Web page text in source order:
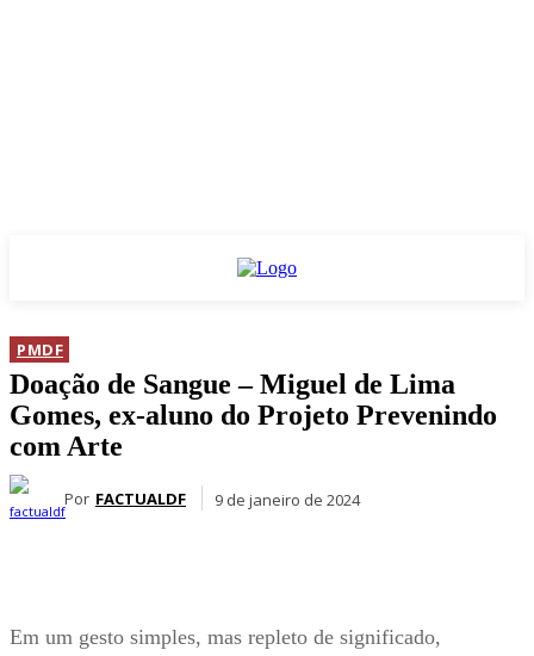
PMDF
Doação de Sangue – Miguel de Lima
Gomes, ex-aluno do Projeto Prevenindo
com Arte
Por FACTUALDF 9 de janeiro de 2024
Em um gesto simples, mas repleto de significado,